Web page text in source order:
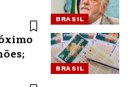
BRASIL
BRASIL